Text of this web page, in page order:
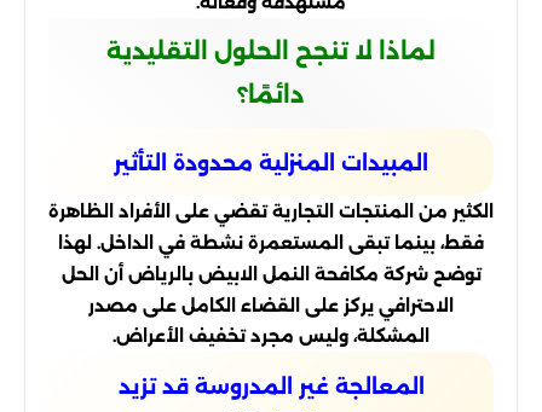
لماذا لا تنجح الحلول التقليدية
دائمًا؟
المبيدات المنزلية محدودة التأثير
الكثير من المنتجات التجارية تقضي على الأفراد الظاهرة
فقط، بينما تبقى المستعمرة نشطة في الداخل. لهذا
توضح شركة مكافحة النمل الابيض بالرياض أن الحل
الاحترافي يركز على القضاء الكامل على مصدر
المشكلة، وليس مجرد تخفيف الأعراض.
المعالجة غير المدروسة قد تزيد